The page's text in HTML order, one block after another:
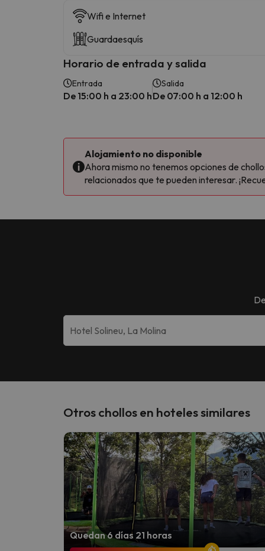
Wifi e Internet
Guardaesquís
Horario de entrada y salida
Entrada
De 15:00 h a 23:00 h
Salida
De 07:00 h a 12:00 h
Alojamiento no disponible
Ahora mismo no tenemos opciones de
relacionados que te pueden interesar.
Otros chollos en hoteles similares
Quedan 6 días 21 horas